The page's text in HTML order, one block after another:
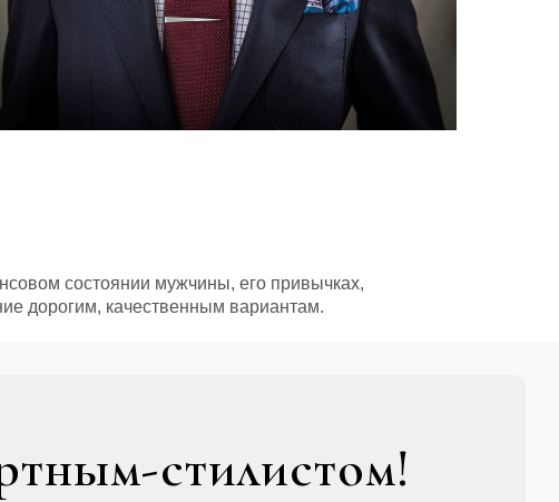
состоянии мужчины, его привычках,
дорогим, качественным вариантам.
стилистом!